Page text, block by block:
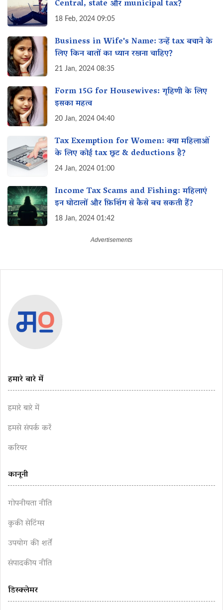
Central, state और municipal tax?
18 Feb, 2024 09:05
Business in Wife's Name: उन्हें tax बचाने के
लिए किन बातों का ध्यान रखना चाहिए?
21 Jan, 2024 08:35
Form 15G for Housewives: गृहिणी के लिए
इसका महत्व‌
20 Jan, 2024 04:40
Tax Exemption for Women: क्या महिलाओं
के लिए कोई tax छूट & deductions है?
24 Jan, 2024 01:00
Income Tax Scams and Fishing: महिलाएं
इन घोटालों और फ़िशिंग से कैसे बच सकती हैं?
18 Jan, 2024 01:42
हमारे बारे में
हमारे बारे में
हमसे संपर्क करें
करियर
कानूनी
गोपनीयता नीति
कुकी सेटिंग्स
उपयोग की शर्तें
संपादकीय नीति
डिस्क्लेमर